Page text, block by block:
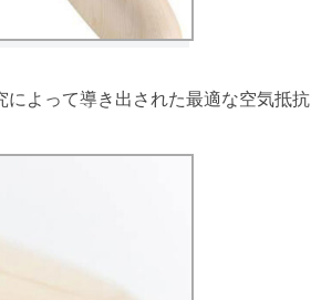
によって導き出された最適な空気抵抗